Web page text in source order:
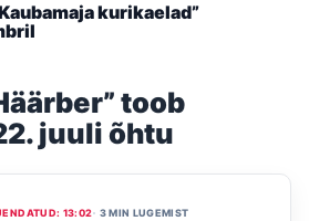
kurikaelad”
toob
juuli õhtu
13:02 3 MIN LUGEMIST